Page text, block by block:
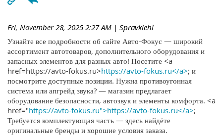
Fri, November 28, 2025 2:27 AM | Spravkiehl
Узнайте все подробности об сайте Авто-Фокус — широкий
ассортимент автотоваров, дополнительного оборудования и
запасных элементов для разных авто! Посетите <a
href=https://avto-fokus.ru>https://avto-fokus.ru</a>; и
посмотрите доступные позиции. Нужна противоугонная
система или апгрейд звука? — магазин предлагает
оборудование безопасности, автозвук и элементы комфорта. <a
href="https://avto-fokus.ru">https://avto-fokus.ru</a>;
Требуется комплектующая часть — здесь найдёте
оригинальные бренды и хорошие условия заказа.